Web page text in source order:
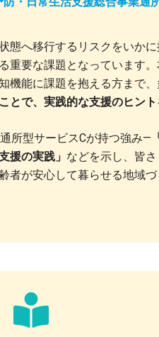
態へ移行するリスクをいか
重要な課題となっています
機能に課題を抱える方まで
とで、実践的な支援のヒン
所型サービスCが持つ強み―
援の実践」 などを示し、皆
者が安心して暮らせる地域